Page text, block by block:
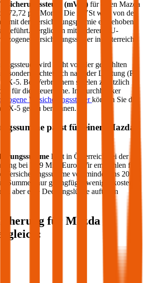
(mVSt) für einen Mazda
72,72 pro Monat. Die mVSt wird von der
mit der Versicherungsprämie eingehoben
Verglichen mit anderen EU-
Versicherungssteuer in Österreich
wird nicht von der gewählten
sondern richtet sich nach der Leistung (PS
CX-5. Bei Verbrennern spielen zusätzlich
für die Steuerhöhe. Im durchblicker
Versicherungssteuerkönnen Sie die
CX-5 genau berechnen.
passt für einen
Mazda
liegt in Österreich bei der
bei 7,79 Mio. Euro. Wir empfehlen für
Versicherungssumme von mindestens 20
Summen nur geringfügig weniger kosten
aber eine Deckungslücke auftreten
für Mazda